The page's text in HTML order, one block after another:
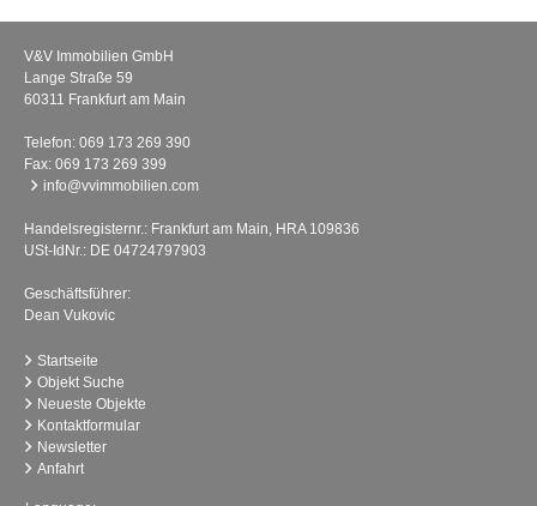
V&V Immobilien GmbH
Lange Straße 59
60311 Frankfurt am Main
Telefon: 069 173 269 390
Fax: 069 173 269 399
info@vvimmobilien.com
Handelsregisternr.: Frankfurt am Main, HRA 109836
USt-IdNr.: DE 04724797903
Geschäftsführer:
Dean Vukovic
Startseite
Objekt Suche
Neueste Objekte
Kontaktformular
Newsletter
Anfahrt